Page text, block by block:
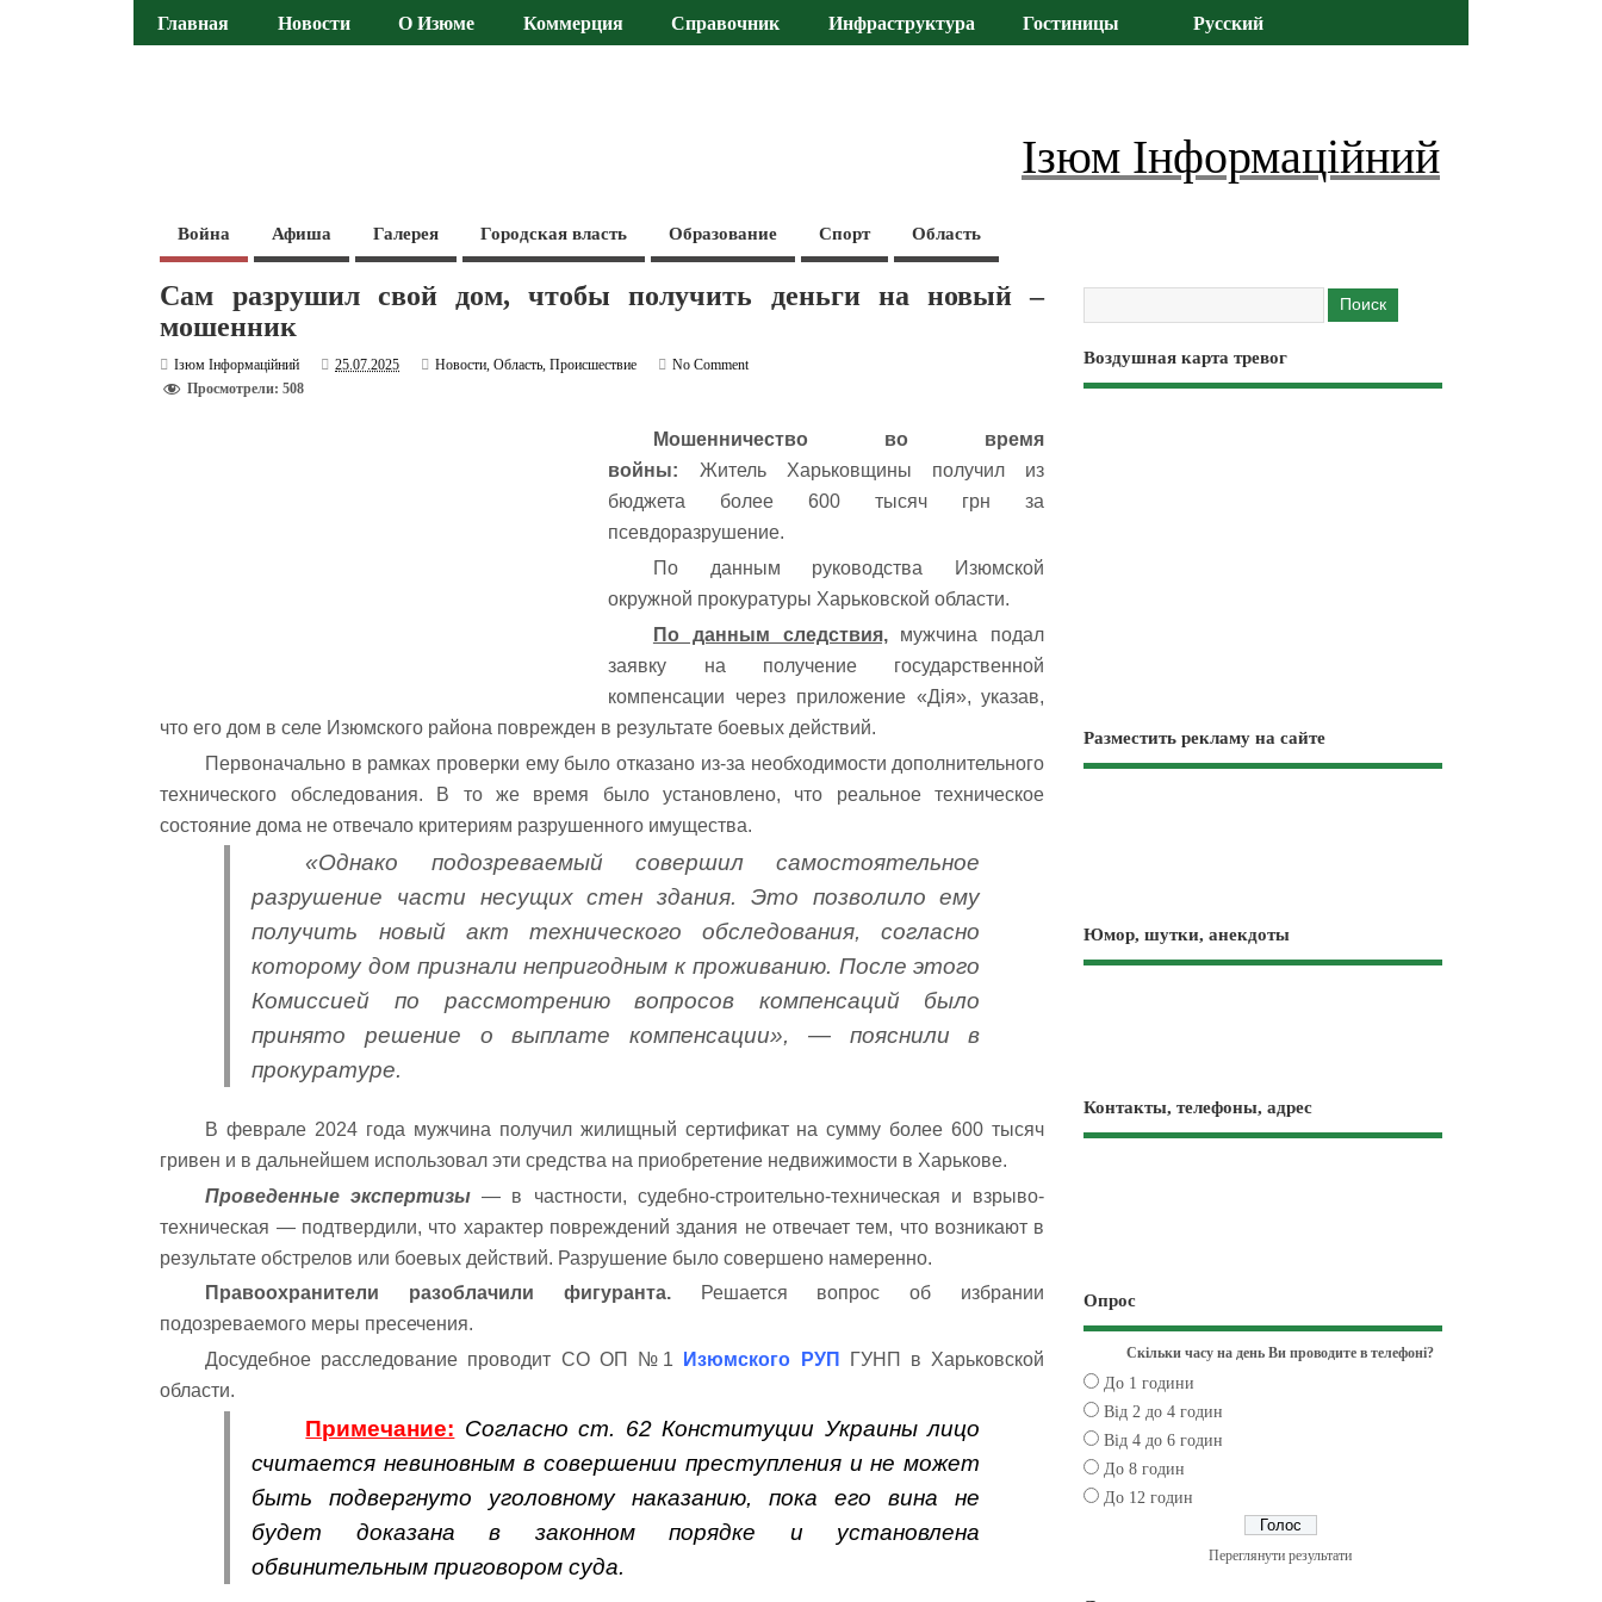
Главная Новости О Изюме Коммерция Справочник Инфраструктура Гостиницы Русский
Ізюм Інформаційний
Война Афиша Галерея Городская власть Образование Спорт Область
Сам разрушил свой дом, чтобы получить деньги на новый –
мошенник
Ізюм Інформаційний 25.07.2025 Новости,Область,Происшествие
No Comment
Просмотрели: 508
Мошенничество во время
войны: Житель Харьковщины получил из
бюджета более 600 тысяч грн за
псевдоразрушение.
По данным руководства Изюмской
окружной прокуратуры Харьковской области.
По данным следствия,мужчина подал
заявку на получение государственной
компенсации через приложение «Дія», указав,
что его дом в селе Изюмского района поврежден в результате боевых действий.
Первоначально в рамках проверки ему было отказано из-за необходимости дополнительного
технического обследования. В то же время было установлено, что реальное техническое
состояние дома не отвечало критериям разрушенного имущества.
«Однако подозреваемый совершил самостоятельное
разрушение части несущих стен здания. Это позволило ему
получить новый акт технического обследования, согласно
которому дом признали непригодным к проживанию. После этого
Комиссией по рассмотрению вопросов компенсаций было
принято решение о выплате компенсации», — пояснили в
прокуратуре.
В феврале 2024 года мужчина получил жилищный сертификат на сумму более 600 тысяч
гривен и в дальнейшем использовал эти средства на приобретение недвижимости в Харькове.
Проведенные экспертизы— в частности, судебно-строительно-техническая и взрыво-
техническая — подтвердили, что характер повреждений здания не отвечает тем, что возникают в
результате обстрелов или боевых действий. Разрушение было совершено намеренно.
Правоохранители разоблачили фигуранта.Решается вопрос об избрании
подозреваемого меры пресечения.
Досудебное расследование проводит СО ОП №1
Изюмского РУП
ГУНП в Харьковской
области.
Примечание: Согласно ст. 62 Конституции Украины лицо
считается невиновным в совершении преступления и не может
быть подвергнуто уголовному наказанию, пока его вина не
будет доказана в законном порядке и установлена
обвинительным приговором суда.
Воздушная карта тревог
Разместить рекламу на сайте
Юмор, шутки, анекдоты
Контакты, телефоны, адрес
Опрос
Скільки часу на день Ви проводите в телефоні?
До 1 години
Від 2 до 4 годин
Від 4 до 6 годин
До 8 годин
До 12 годин
Переглянути результати